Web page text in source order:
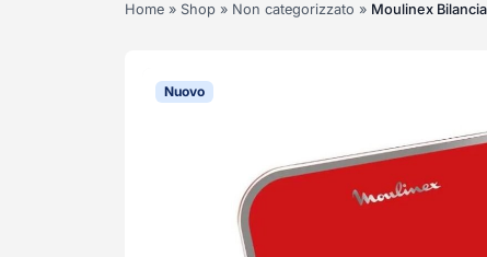
Home » Shop » Non categorizzato » Moulinex
Nuovo